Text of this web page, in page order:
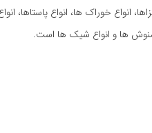
انواع خوراک‌ ها، انواع
ها و انواع شیک‌ ها است.